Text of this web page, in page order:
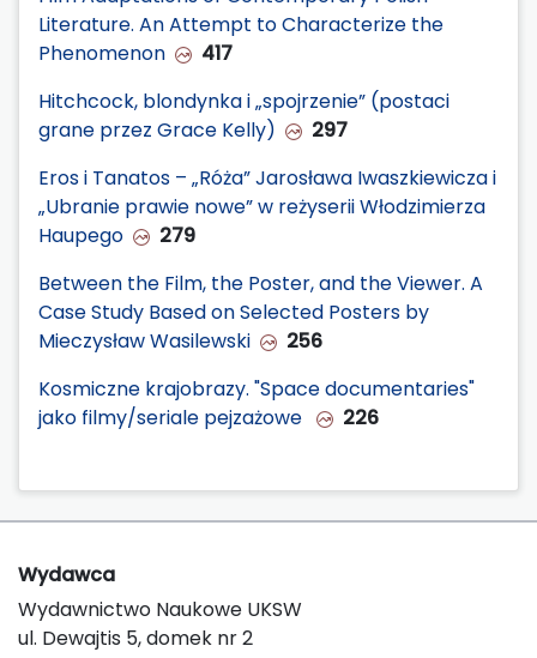
Literature. An Attempt to Characterize the
Phenomenon
417
Hitchcock, blondynka i „spojrzenie” (postaci
grane przez Grace Kelly)
297
Eros i Tanatos – „Róża” Jarosława Iwaszkiewicza i
„Ubranie prawie nowe” w reżyserii Włodzimierza
Haupego
279
Between the Film, the Poster, and the Viewer. A
Case Study Based on Selected Posters by
Mieczysław Wasilewski
256
Kosmiczne krajobrazy. "Space documentaries"
jako filmy/seriale pejzażowe
226
Wydawca
Wydawnictwo Naukowe UKSW
ul. Dewajtis 5, domek nr 2